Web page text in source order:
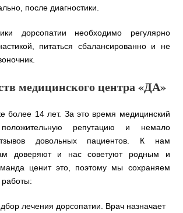
после диагностики.
дорсопатии необходимо регулярно
питаться сбалансированно и не
медицинского центра «ДА»
более 14 лет. За это время медицинский
репутацию и немало
довольных пациентов. К нам
доверяют и нас советуют родным и
ценит это, поэтому мы сохраняем
работы:
лечения дорсопатии. Врач назначает